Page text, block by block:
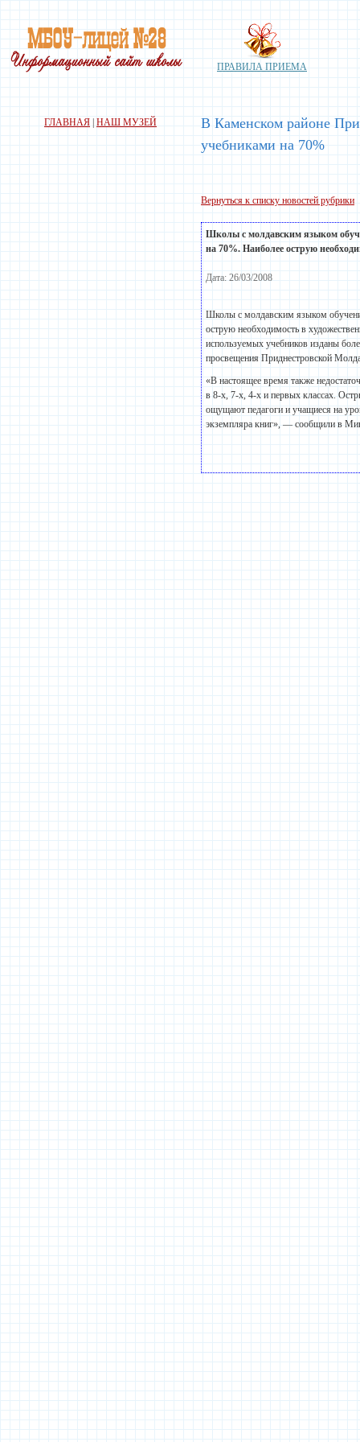
ПРАВИЛА ПРИЕМА
ГЛАВНАЯ НАШ МУЗЕЙ
В Каменском районе
учебниками на 70%
Вернуться к списку новостей рубрики
Школы с молдавским языком
на 70%. Наиболее острую
Дата: 26/03/2008
Школы с молдавским языком
острую необходимость в
используемых учебников изданы
просвещения Приднестровской
«В настоящее время также
в 8-х, 7-х, 4-х и первых классах.
ощущают педагоги и учащиеся на
экземпляра книг», — сообщили в